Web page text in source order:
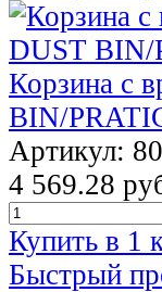
Корзина с
BIN/
Артикул:
4 569.28
Купить в 1
Быстрый